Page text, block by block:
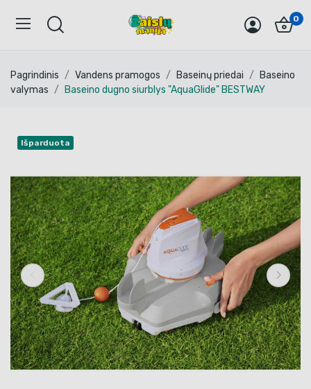
0
Pagrindinis Vandens pramogos Baseinų priedai
Baseino
valymas
Baseino dugno siurblys "AquaGlide" BESTWAY
Išparduota